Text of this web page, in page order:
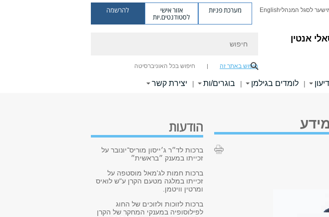
אנטין
שער לסגל המנהליEnglish מערכת פניות אזור אישי
לסטודנטים.יות
להרשמה
חיפוש באתר זה חיפוש בכל האוניברסיטה
| לומדים בגילמן | בוגרים/ות | יצירת קשר
הודעות
ברכות לד״ר ג׳ייסון מוריס־יונובר על
זכייתו במענק ״בראשית״
ברכות חמות לג'מאל מוסטפה על
זכייתו במלגה מטעם הקרן ע"ש לואיס
ומרטין וויטמן.
ברכות לזוכות ולזוכים של החוג
לפילוסופיה במענקי המחקר של הקרן